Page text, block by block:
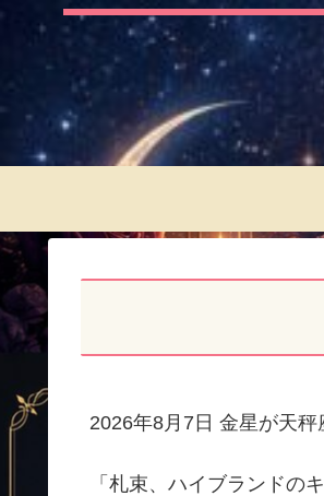
2026年8月7日 金星が天
「札束、ハイブランドの